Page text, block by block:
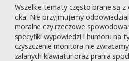
Wszelkie tematy często brane są z
oka. Nie przyjmujemy
moralne czy rzeczowe
specyfiki wypowiedzi i humoru na
czyszczenie monitora nie
zalanych klawiatur oraz prania